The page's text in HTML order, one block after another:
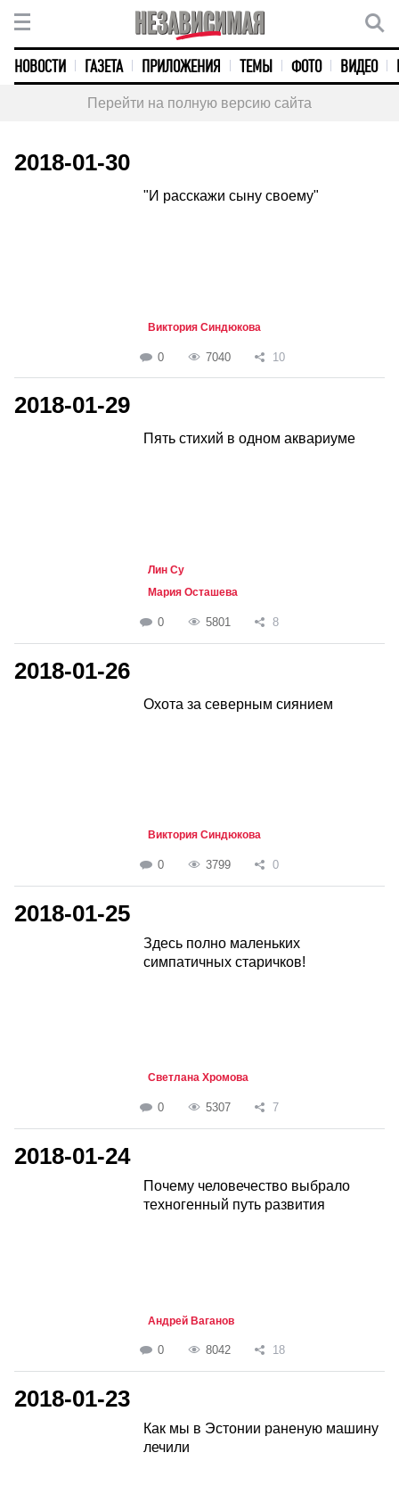
НОВОСТИ ГАЗЕТА ПРИЛОЖЕНИЯ ТЕМЫ ФОТО ВИДЕО
Перейти на полную версию сайта
2018-01-30
"И расскажи сыну своему"
Виктория Синдюкова
0 7040 10
2018-01-29
Пять стихий в одном аквариуме
Лин Су
Мария Осташева
0 5801 8
2018-01-26
Охота за северным сиянием
Виктория Синдюкова
0 3799 0
2018-01-25
Здесь полно маленьких
симпатичных старичков!
Светлана Хромова
0 5307 7
2018-01-24
Почему человечество выбрало
техногенный путь развития
Андрей Ваганов
0 8042 18
2018-01-23
Как мы в Эстонии раненую машину
лечили